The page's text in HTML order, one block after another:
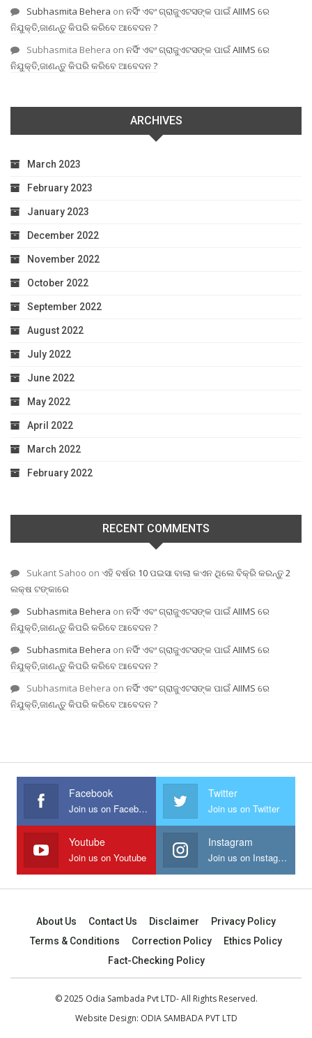
Subhasmita Behera on ନର୍ସିଂ ଏବଂ ଗ୍ରାଜୁଏଟସଙ୍କ ପାଇଁ AIIMS ରେ
ନିଯୁକ୍ତି,ଜାଣନ୍ତୁ କିପରି କରିବେ ଆବେଦନ ?
Subhasmita Behera on ନର୍ସିଂ ଏବଂ ଗ୍ରାଜୁଏଟସଙ୍କ ପାଇଁ AIIMS ରେ
ନିଯୁକ୍ତି,ଜାଣନ୍ତୁ କିପରି କରିବେ ଆବେଦନ ?
ARCHIVES
March 2023
February 2023
January 2023
December 2022
November 2022
October 2022
September 2022
August 2022
July 2022
June 2022
May 2022
April 2022
March 2022
February 2022
RECENT COMMENTS
Sukant Sahoo on ଏହି ବର୍ଷର 10 ପଇସା ବାଲା କଏନ ଥିଲେ ବିକ୍ରି କରନ୍ତୁ 2
ଲକ୍ଷ ଟଙ୍କାରେ
Subhasmita Behera on ନର୍ସିଂ ଏବଂ ଗ୍ରାଜୁଏଟସଙ୍କ ପାଇଁ AIIMS ରେ
ନିଯୁକ୍ତି,ଜାଣନ୍ତୁ କିପରି କରିବେ ଆବେଦନ ?
Subhasmita Behera on ନର୍ସିଂ ଏବଂ ଗ୍ରାଜୁଏଟସଙ୍କ ପାଇଁ AIIMS ରେ
ନିଯୁକ୍ତି,ଜାଣନ୍ତୁ କିପରି କରିବେ ଆବେଦନ ?
Subhasmita Behera on ନର୍ସିଂ ଏବଂ ଗ୍ରାଜୁଏଟସଙ୍କ ପାଇଁ AIIMS ରେ
ନିଯୁକ୍ତି,ଜାଣନ୍ତୁ କିପରି କରିବେ ଆବେଦନ ?
Facebook
Join us on Facebook
Twitter
Join us on Twitter
Youtube
Join us on Youtube
Instagram
Join us on Instagram
About Us Contact Us Disclaimer
Privacy Policy
Terms & Conditions
Correction Policy
Ethics Policy
Fact-Checking Policy
© 2025 Odia Sambada Pvt LTD- All Rights Reserved.
Website Design: ODIA SAMBADA PVT LTD